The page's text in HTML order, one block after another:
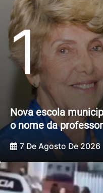
1
Nova escola
o nome da
7 De Agosto De 2026